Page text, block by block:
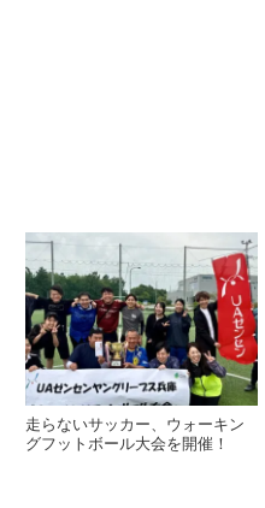
走らないサッカー、ウォーキン
グフットボール大会を開催！